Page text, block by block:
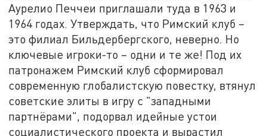
Аурелио Печчеи приглашали туда в 1963 и
1964 годах. Утверждать, что Римский клуб –
это филиал Бильдербергского, неверно. Но
ключевые игроки-то – одни и те же! Под их
патронажем Римский клуб сформировал
современную глобалистскую повестку, втянул
советские элиты в игру с "западными
партнёрами", подорвал идейные устои
социалистического проекта и вырастил